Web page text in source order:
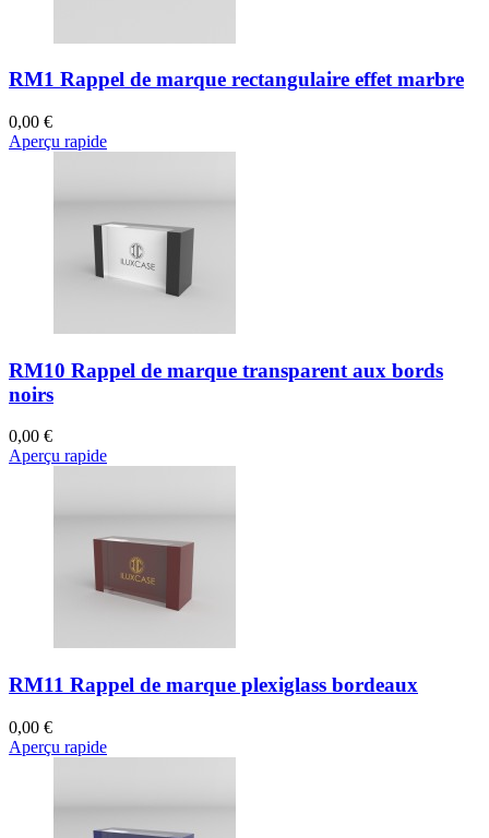
RM1 Rappel de marque rectangulaire effet marbre
0,00 €
Aperçu rapide
RM10 Rappel de marque transparent aux bords
noirs
0,00 €
Aperçu rapide
RM11 Rappel de marque plexiglass bordeaux
0,00 €
Aperçu rapide